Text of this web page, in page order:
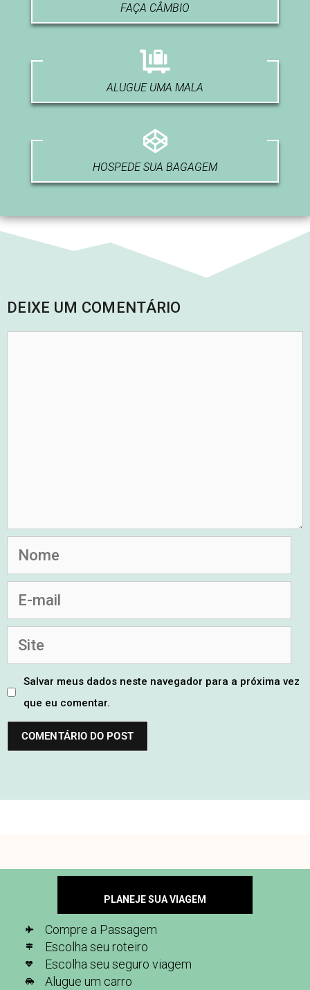
FAÇA CÂMBIO
ALUGUE UMA MALA
HOSPEDE SUA BAGAGEM
DEIXE UM COMENTÁRIO
Salvar meus dados neste navegador para a próxima vez
que eu comentar.
PLANEJE SUA VIAGEM
Compre a Passagem
Escolha seu roteiro
Escolha seu seguro viagem
Alugue um carro